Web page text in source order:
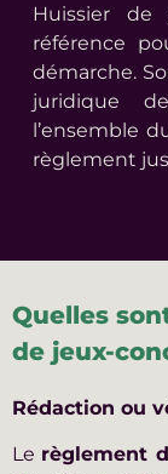
Huissier de
référence
démarche.
juridique
l’ensemble
règlement
Quelles
de jeux-
Rédaction ou
Le règlement